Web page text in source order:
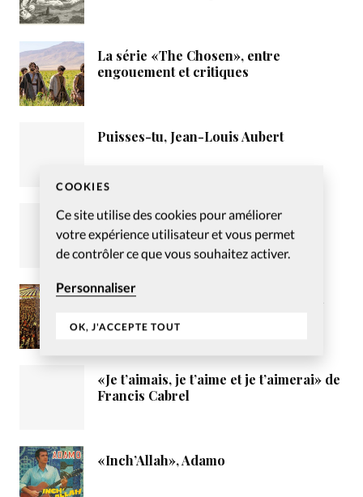
COOKIES
Ce site utilise des cookies pour améliorer
votre expérience utilisateur et vous permet
de contrôler ce que vous souhaitez activer.
Personnaliser
OK, J'ACCEPTE TOUT
La série «The Chosen», entre
engouement et critiques
Puisses-tu, Jean-Louis Aubert
Envisager la vérité au prisme de
l’individualité
Pour un consensus entre les élus du
tzigane Vie et Lumière
«Je t’aimais, je t’aime et je t’aimerai» de
Francis Cabrel
«Inch’Allah», Adamo